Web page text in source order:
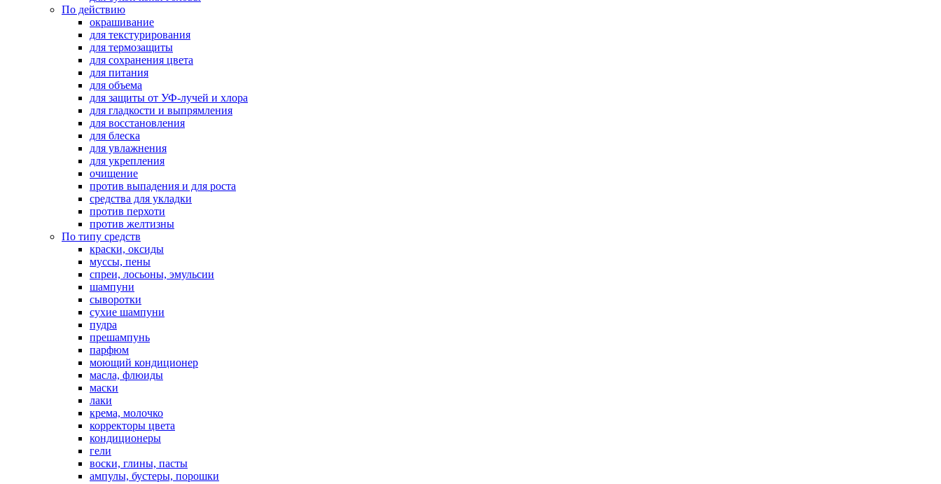
По действию
окрашивание
для текстурирования
для термозащиты
для сохранения цвета
для питания
для объема
для защиты от УФ-лучей и хлора
для гладкости и выпрямления
для восстановления
для блеска
для увлажнения
для укрепления
очищение
против выпадения и для роста
средства для укладки
против перхоти
против желтизны
По типу средств
краски, оксиды
муссы, пены
спреи, лосьоны, эмульсии
шампуни
сыворотки
сухие шампуни
пудра
прешампунь
парфюм
моющий кондиционер
масла, флюиды
маски
лаки
крема, молочко
корректоры цвета
кондиционеры
гели
воски, глины, пасты
ампулы, бустеры, порошки